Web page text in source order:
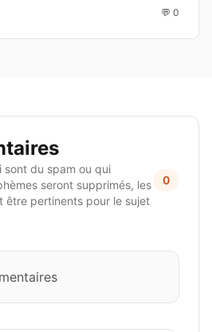
💬 0
sont du spam ou qui
seront supprimés, les
être pertinents pour le sujet
0